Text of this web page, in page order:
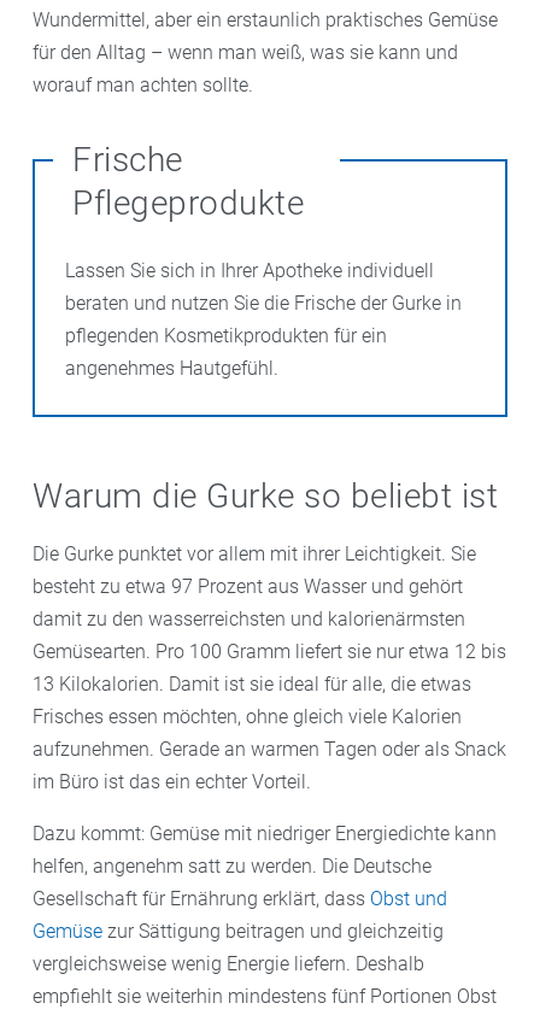
Wundermittel, aber ein erstaunlich praktisches Gemüse
für den Alltag – wenn man weiß, was sie kann und
worauf man achten sollte.
Frische
Pflegeprodukte
Lassen Sie sich in Ihrer Apotheke individuell
beraten und nutzen Sie die Frische der Gurke in
pflegenden Kosmetikprodukten für ein
angenehmes Hautgefühl.
Warum die Gurke so beliebt ist
Die Gurke punktet vor allem mit ihrer Leichtigkeit. Sie
besteht zu etwa 97 Prozent aus Wasser und gehört
damit zu den wasserreichsten und kalorienärmsten
Gemüsearten. Pro 100 Gramm liefert sie nur etwa 12 bis
13 Kilokalorien. Damit ist sie ideal für alle, die etwas
Frisches essen möchten, ohne gleich viele Kalorien
aufzunehmen. Gerade an warmen Tagen oder als Snack
im Büro ist das ein echter Vorteil.
Dazu kommt: Gemüse mit niedriger Energiedichte kann
helfen, angenehm satt zu werden. Die Deutsche
Gesellschaft für Ernährung erklärt, dass Obst und
Gemüse zur Sättigung beitragen und gleichzeitig
vergleichsweise wenig Energie liefern. Deshalb
empfiehlt sie weiterhin mindestens fünf Portionen Obst